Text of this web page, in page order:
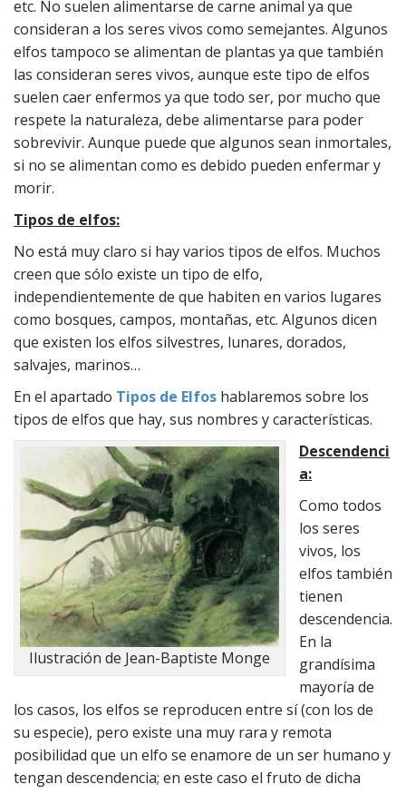
etc. No suelen alimentarse de carne animal ya que
consideran a los seres vivos como semejantes. Algunos
elfos tampoco se alimentan de plantas ya que también
las consideran seres vivos, aunque este tipo de elfos
suelen caer enfermos ya que todo ser, por mucho que
respete la naturaleza, debe alimentarse para poder
sobrevivir. Aunque puede que algunos sean inmortales,
si no se alimentan como es debido pueden enfermar y
morir.
Tipos de elfos:
No está muy claro si hay varios tipos de elfos. Muchos
creen que sólo existe un tipo de elfo,
independientemente de que habiten en varios lugares
como bosques, campos, montañas, etc. Algunos dicen
que existen los elfos silvestres, lunares, dorados,
salvajes, marinos…
En el apartado Tipos de Elfos hablaremos sobre los
tipos de elfos que hay, sus nombres y características.
Ilustración de Jean-Baptiste Monge
Descendenci
a:
Como todos
los seres
vivos, los
elfos también
tienen
descendencia.
En la
grandísima
mayoría de
los casos, los elfos se reproducen entre sí (con los de
su especie), pero existe una muy rara y remota
posibilidad que un elfo se enamore de un ser humano y
tengan descendencia; en este caso el fruto de dicha